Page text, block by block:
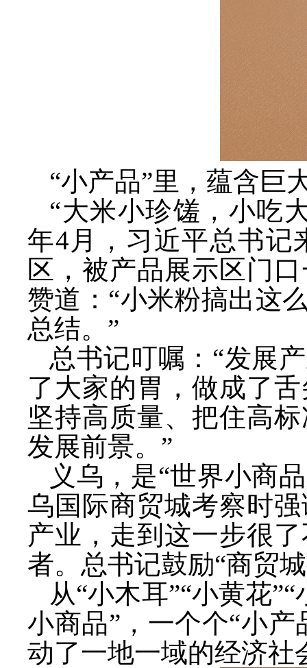
“小产品”里，蕴含巨
“大米小珍馐，小吃
年4月，习近平总书记
区，被产品展示区门
赞道：“小米粉搞出这
总结。”
总书记叮嘱： “发展
了大家的胃，做成了
坚持高质量、把住高
发展前景。”
义乌，是“世界小商
乌国际商贸城考察时
产业，走到这一步很
者。总书记鼓励“商贸
从“小木耳”“小黄花
小商品”，一个个“小
动了一地一域的经济社